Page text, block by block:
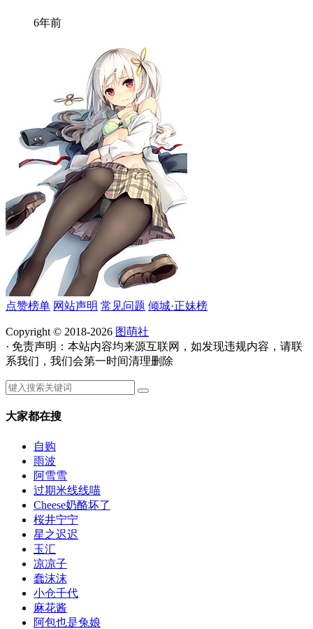
6年前
点赞榜单 网站声明 常见问题 倾城·正妹榜
Copyright © 2018-2026 图萌社
· 免责声明：本站内容均来源互联网，如发现违规内容，请联
系我们，我们会第一时间清理删除
大家都在搜
自购
雨波
阿雪雪
过期米线线喵
Cheese奶酪坏了
桜井宁宁
星之迟迟
玉汇
凉凉子
蠢沫沫
小仓千代
麻花酱
阿包也是兔娘